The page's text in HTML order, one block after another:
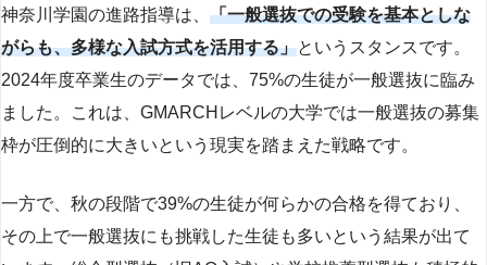
神奈川学園の進路指導は、 「一般選抜での受験を基本としな
がらも、多様な入試方式を活用する」というスタンスです。
2024年度卒業生のデータでは、75%の生徒が一般選抜に臨み
ました。これは、GMARCHレベルの大学では一般選抜の募集
枠が圧倒的に大きいという現実を踏まえた戦略です。
一方で、秋の段階で39%の生徒が何らかの合格を得ており、
その上で一般選抜にも挑戦した生徒も多いという結果が出て